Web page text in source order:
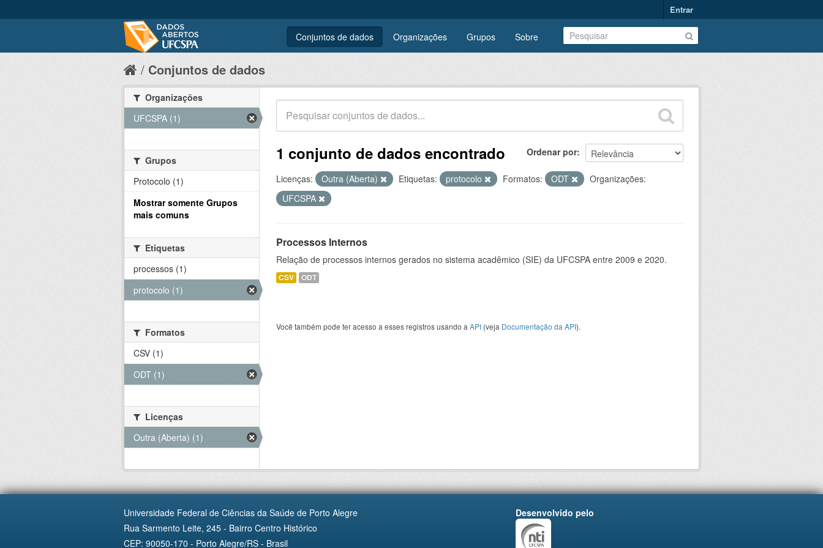
Entrar
Conjuntos de dados Organizações Grupos Sobre
Conjuntos de dados
Ordenar por
1 conjunto de dados encontrado
Licenças: Outra (Aberta) Etiquetas: protocolo Formatos: ODT
Organizações:
UFCSPA
Processos Internos
Relação de processos internos gerados no sistema acadêmico (SIE) da UFCSPA entre 2009 e 2020.
CSV ODT
Você também pode ter acesso a esses registros usando a API (veja Documentação da API).
Organizações
UFCSPA (1)
Grupos
Protocolo (1)
Mostrar somente Grupos
mais comuns
Etiquetas
processos (1)
protocolo (1)
Formatos
CSV (1)
ODT (1)
Licenças
Outra (Aberta) (1)
Universidade Federal de Ciências da Saúde de Porto Alegre
Rua Sarmento Leite, 245 - Bairro Centro Histórico
CEP: 90050-170 - Porto Alegre/RS - Brasil
Desenvolvido pelo